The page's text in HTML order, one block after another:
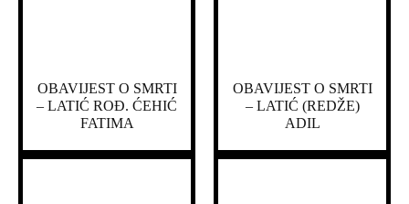
OBAVIJEST O SMRTI
– LATIĆ ROĐ. ĆEHIĆ
FATIMA
OBAVIJEST O SMRTI
– LATIĆ (REDŽE)
ADIL